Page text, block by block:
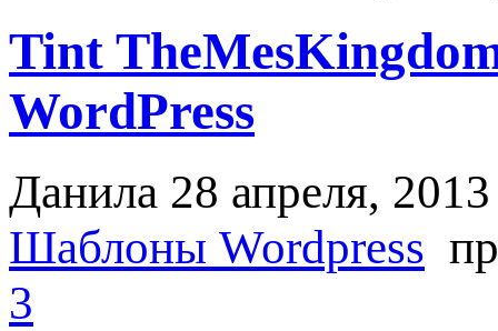
Tint
WordPress
Данила 28 апреля, 2013
Шаблоны Wordpress
3